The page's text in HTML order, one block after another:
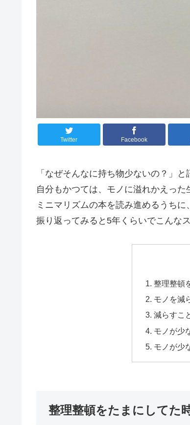
Twitter Facebook
「なぜそんなに持ち物少ないの？」と
自分もかつては、モノに溢れかえった
ミニマリズムの本を読み進めるうちに
振り返ってみると5年くらいでこんな
整理整頓
モノを減
減らすこ
モノが少
モノが少
整理整頓をたまにしてた